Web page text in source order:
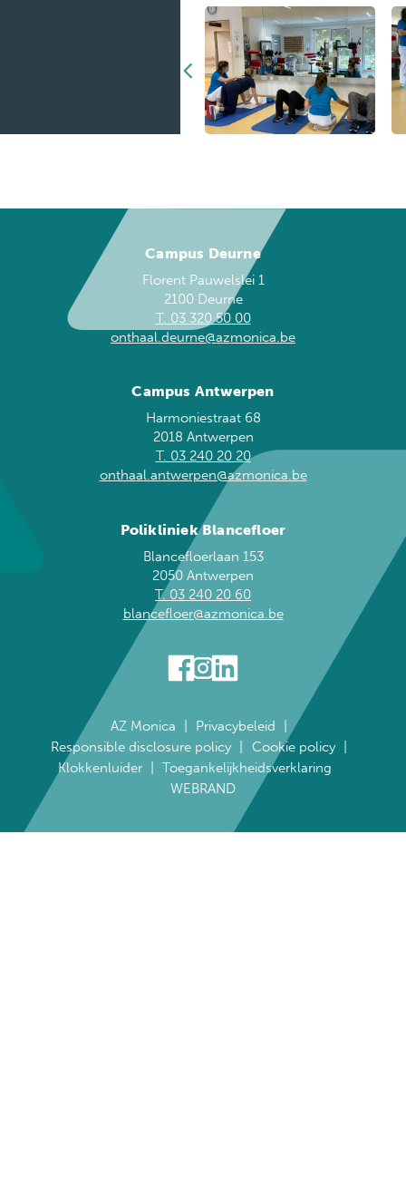
Campus Deurne
Florent Pauwelslei 1
2100 Deurne
T. 03 320 50 00
onthaal.deurne@azmonica.be
Campus Antwerpen
Harmoniestraat 68
2018 Antwerpen
T. 03 240 20 20
onthaal.antwerpen@azmonica.be
Polikliniek Blancefloer
Blancefloerlaan 153
2050 Antwerpen
T. 03 240 20 60
blancefloer@azmonica.be
AZ Monica
Privacybeleid
Responsible disclosure policy
Cookie policy
Klokkenluider
Toegankelijkheidsverklaring
WEBRAND